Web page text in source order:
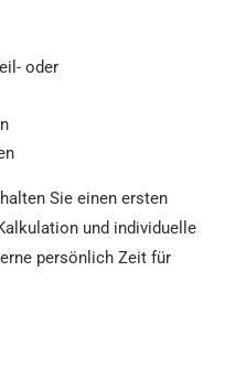
oder
Sie einen ersten
und individuelle
persönlich Zeit für